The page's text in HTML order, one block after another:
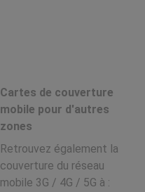
Cartes de couverture
mobile pour d'autres
zones
Retrouvez également la
couverture du réseau
mobile 3G / 4G / 5G à :